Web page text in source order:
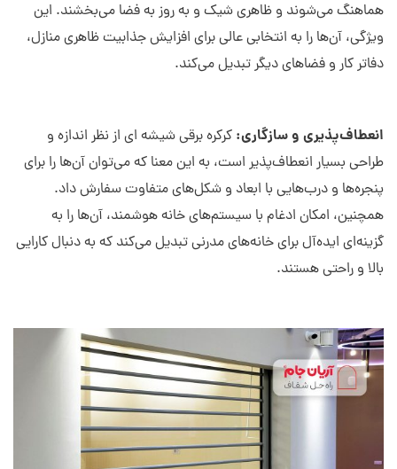
هماهنگ می‌شوند و ظاهری شیک و به روز به فضا می‌بخشند. این
ویژگی، آن‌ها را به انتخابی عالی برای افزایش جذابیت ظاهری منازل،
دفاتر کار و فضاهای دیگر تبدیل می‌کند.
انعطاف‌پذیری و سازگاری: کرکره برقی شیشه ای از نظر اندازه و
طراحی بسیار انعطاف‌پذیر است، به این معنا که می‌توان آن‌ها را برای
پنجره‌ها و درب‌هایی با ابعاد و شکل‌های متفاوت سفارش داد.
همچنین، امکان ادغام با سیستم‌های خانه هوشمند، آن‌ها را به
گزینه‌ای ایده‌آل برای خانه‌های مدرنی تبدیل می‌کند که به دنبال کارایی
بالا و راحتی هستند.